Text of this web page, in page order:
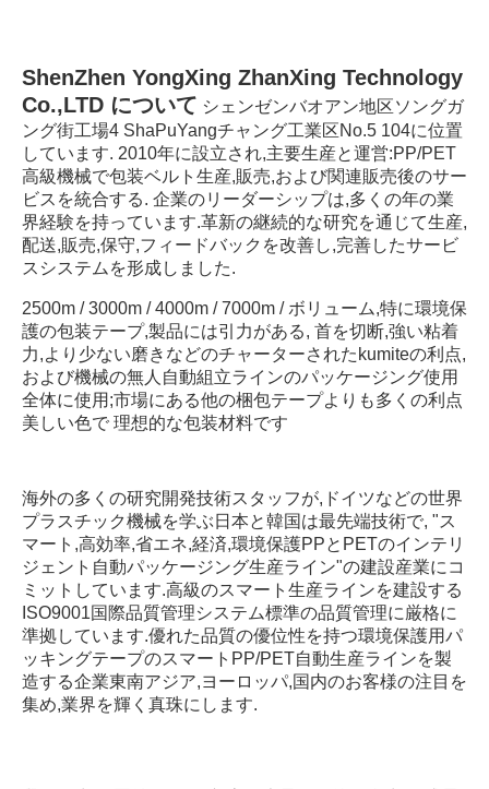
ShenZhen YongXing ZhanXing Technology
Co.,LTD について シェンゼンバオアン地区ソングガ
ング街工場4 ShaPuYangチャング工業区No.5 104に位置
しています. 2010年に設立され,主要生産と運営:PP/PET
高級機械で包装ベルト生産,販売,および関連販売後のサー
ビスを統合する. 企業のリーダーシップは,多くの年の業
界経験を持っています.革新の継続的な研究を通じて生産,
配送,販売,保守,フィードバックを改善し,完善したサービ
スシステムを形成しました.
2500m / 3000m / 4000m / 7000m / ボリューム,特に環境保
護の包装テープ,製品には引力がある, 首を切断,強い粘着
力,より少ない磨きなどのチャーターされたkumiteの利点,
および機械の無人自動組立ラインのパッケージング使用
全体に使用;市場にある他の梱包テープよりも多くの利点
美しい色で 理想的な包装材料です
海外の多くの研究開発技術スタッフが,ドイツなどの世界
プラスチック機械を学ぶ日本と韓国は最先端技術で, "ス
マート,高効率,省エネ,経済,環境保護PPとPETのインテリ
ジェント自動パッケージング生産ライン"の建設産業にコ
ミットしています.高級のスマート生産ラインを建設する
ISO9001国際品質管理システム標準の品質管理に厳格に
準拠しています.優れた品質の優位性を持つ環境保護用パ
ッキングテープのスマートPP/PET自動生産ラインを製
造する企業東南アジア,ヨーロッパ,国内のお客様の注目を
集め,業界を輝く真珠にします.